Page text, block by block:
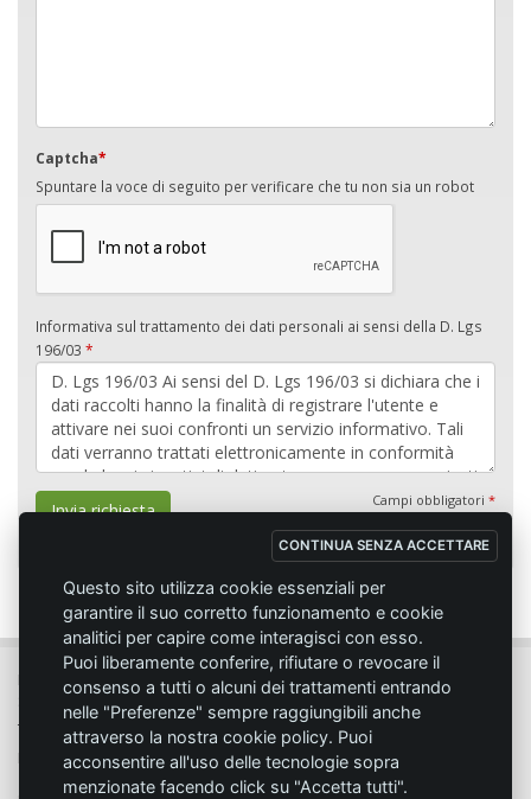
Captcha*
Spuntare la voce di seguito per verificare che tu non sia un robot
Informativa sul trattamento dei dati personali ai sensi della D. Lgs
196/03 *
Invia richiesta Campi obbligatori *
CONTINUA SENZA ACCETTARE
Questo sito utilizza cookie essenziali per
garantire il suo corretto funzionamento e cookie
analitici per capire come interagisci con esso.
Puoi liberamente conferire, rifiutare o revocare il
consenso a tutti o alcuni dei trattamenti entrando
nelle "Preferenze" sempre raggiungibili anche
attraverso la nostra cookie policy. Puoi
acconsentire all'uso delle tecnologie sopra
menzionate facendo click su "Accetta tutti".
MC SPORT MARKET LODI - Via del Lavoro, 14 - 26817 SAN MARTINO IN
STRADA (LO)
Tel. 0371.432774 - Fax 0371.432775 - Email:info@emmecisport.com
P.IVA 06749350150 - Iscriz. Trib. Lodi n° 4287 - C.C.I.A.A. n° 1122943